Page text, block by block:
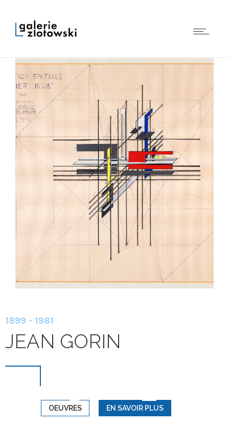
1899 - 1981
JEAN GORIN
OEUVRES EN SAVOIR PLUS